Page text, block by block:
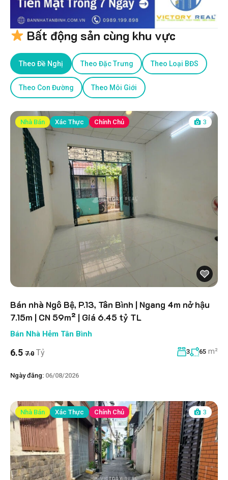
Bất động sản cùng khu vực
Theo Đề Nghị Theo Đặc Trưng Theo Loại BĐS
Theo Con Đường Theo Môi Giới
Nhà Bán Xác Thực Chính Chủ 3
Bán nhà Ngô Bệ, P.13, Tân Bình | Ngang 4m nở hậu
7.15m | CN 59m² | Giá 6.45 tỷ TL
Bán Nhà Hẻm Tân Bình
6.5 7.0 Tỷ 3 65 m²
Ngày đăng: 06/08/2026
Nhà Bán Xác Thực Chính Chủ 3